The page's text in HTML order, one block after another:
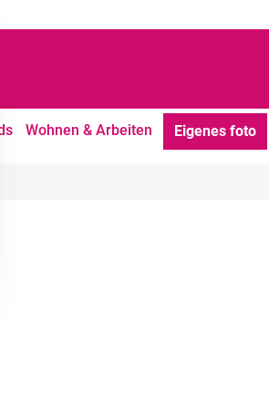
Wohnen & Arbeiten Eigenes foto